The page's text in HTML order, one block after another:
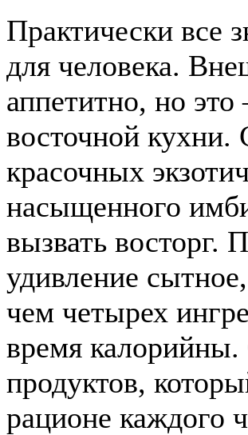
Практически все
для человека.
аппетитно, но
восточной кухни.
красочных
насыщенного
вызвать восторг.
удивление
чем четырех
время
продуктов,
рационе каждого